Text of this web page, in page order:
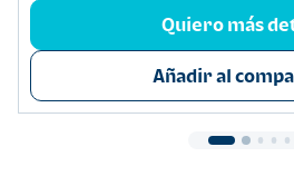
Quiero más
Añadir al